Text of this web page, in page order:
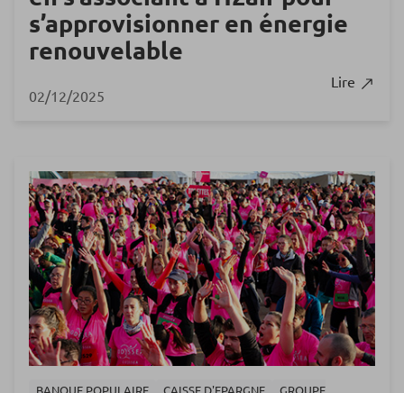
s’approvisionner en énergie
renouvelable
02/12/2025
Lire
BANQUE POPULAIRE CAISSE D'EPARGNE
GROUPE